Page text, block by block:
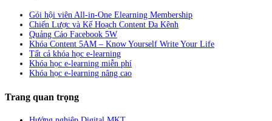
Gói hội viên All-in-One Elearning Membership
Chiến Lược và Kế Hoạch Content Đa Kênh
Quảng Cáo Facebook 5W
Khóa Content 5AM – Know Yourself Write Your Life
Tất cả khóa học e-learning
Khóa học e-learning miễn phí
Khóa học e-learning nâng cao
Trang quan trọng